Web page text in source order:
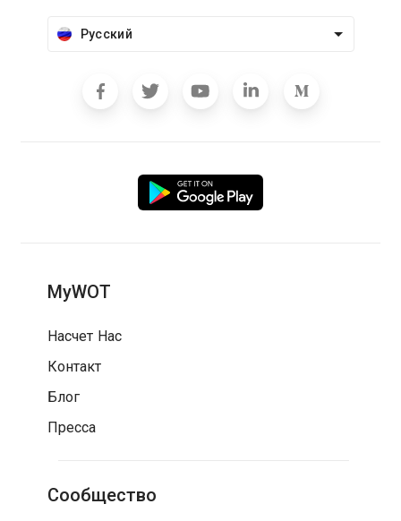
Русский
MyWOT
Насчет Нас
Контакт
Блог
Пресса
Сообщество